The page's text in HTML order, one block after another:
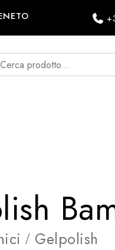
/ Gelpolish